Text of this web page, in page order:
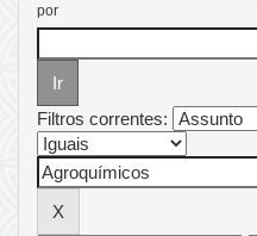
por
Filtros correntes: